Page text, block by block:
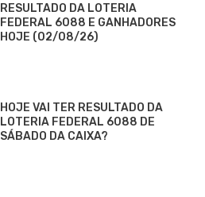
RESULTADO DA LOTERIA
FEDERAL 6088 E GANHADORES
HOJE (02/08/26)
HOJE VAI TER RESULTADO DA
LOTERIA FEDERAL 6088 DE
SÁBADO DA CAIXA?